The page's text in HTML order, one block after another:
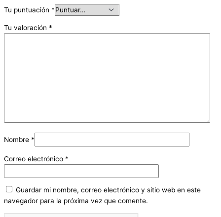
Tu puntuación *
Tu valoración *
Nombre *
Correo electrónico *
Guardar mi nombre, correo electrónico y sitio web en este
navegador para la próxima vez que comente.